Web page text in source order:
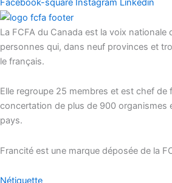
Facebook-square Instagram Linkedin
La FCFA du Canada est la voix nationale
personnes qui, dans neuf provinces et
le français.
Elle regroupe 25 membres et est chef de
concertation de plus de 900 organismes
pays.
Francité est une marque déposée de la
Nétiquette